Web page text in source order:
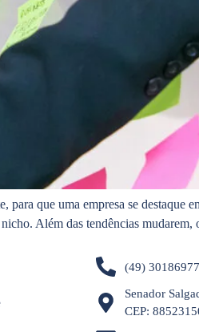
que uma empresa se destaque
nicho. Além das tendências
(49) 30186977
Senador
CEP: